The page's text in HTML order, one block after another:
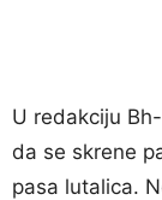
U redakciju
da se skrene
pasa lutalica.